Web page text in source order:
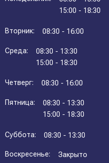
15:00 - 18:30
Вторник: 08:30 - 16:00
Среда:
08:30 - 13:30
15:00 - 18:30
Четверг: 08:30 - 16:00
Пятница:
08:30 - 13:30
15:00 - 18:30
Суббота: 08:30 - 13:30
Воскресенье: Закрыто